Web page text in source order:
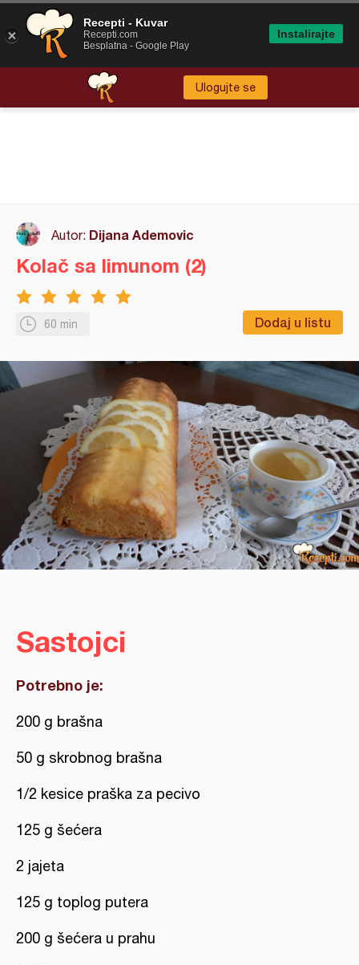
Ulogujte se
Autor: Dijana Ademovic
60 min Dodaj u listu
Kolač sa limunom (2)
Sastojci
Potrebno je:
200 g brašna
50 g skrobnog brašna
1/2 kesice praška za pecivo
125 g šećera
2 jajeta
125 g toplog putera
200 g šećera u prahu
Recepti - Kuvar
Recepti.com
Besplatna - Google Play
Instalirajte